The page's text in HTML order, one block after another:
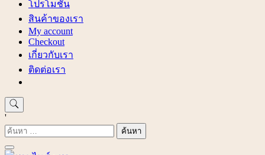
โปรโมชั่น
สินค้าของเรา
My account
Checkout
เกี่ยวกับเรา
ติดต่อเรา
'
ค้นหา
สำหรับ: